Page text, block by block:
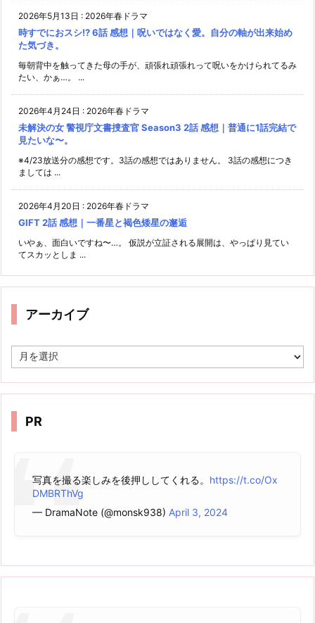
2026年5月13日 : 2026年春ドラマ
時すでにおスシ!? 6話 感想｜呪いではなく愛。自分の軸が出来始め
た気づき。
毎朝背中を触ってきた母の手が、頑張れ頑張れって呪いをかけられてるみ
たい、かぁ…。 ...
2026年4月24日 : 2026年春ドラマ
未解決の女 警視庁文書捜査官 Season3 2話 感想｜普通に1話完結で
見たいな〜。
※4/23放送分の感想です。3話の感想ではありません。 3話の感想につき
ましては ...
2026年4月20日 : 2026年春ドラマ
GIFT 2話 感想｜一番星と褐色矮星の邂逅
いやぁ、面白いですね〜…。 仮説が立証される展開は、やっぱり見てい
てスカッとしま ...
アーカイブ
ー
イ
PR
写真を撮る楽しみを後押ししてくれる。 https://t.co/Ox
DMBRThVg
— DramaNote (@monsk938) April 3, 2024